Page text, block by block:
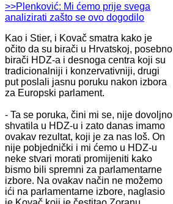
>>Plenković: Mi ćemo prije svega
analizirati zašto se ovo dogodilo
Kao i Stier, i Kovač smatra kako je
očito da su birači u Hrvatskoj, posebno
birači HDZ-a i desnoga centra koji su
tradicionalniji i konzervativniji, drugi
put poslali jasnu poruku nakon izbora
za Europski parlament.
- Ta se poruka, čini mi se, nije dovoljno
shvatila u HDZ-u i zato danas imamo
ovakav rezultat, koji je za nas loš. On
nije pobjednički i mi ćemo u HDZ-u
neke stvari morati promijeniti kako
bismo bili spremni za parlamentarne
izbore. Na ovakav način ne možemo
ići na parlamentarne izbore, naglasio